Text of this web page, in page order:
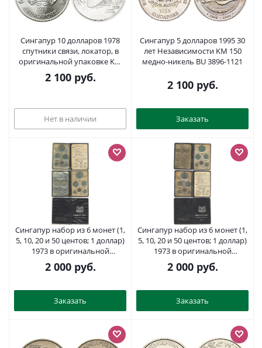
Сингапур 10 долларов 1978
спутники связи, локатор, в
оригинальной упаковке KM
17.1 серебро UNC 3-4-7-11
2 100руб.
Нет в наличии
Сингапур 5 долларов 1995 30
лет Независимости KM 150
медно-никель BU 3896-1121
2 100руб.
Заказать
Сингапур набор из 6 монет (1,
5, 10, 20 и 50 центов; 1 доллар)
1973 в оригинальной
банковской упаковке KM 1, 2,
3, 4, 5 и 6 UNC 8-2-06-22
2 000руб.
Заказать
Сингапур набор из 6 монет (1,
5, 10, 20 и 50 центов; 1 доллар)
1973 в оригинальной
банковской упаковке KM 1, 2,
3, 4, 5 и 6 UNC 8-2-06-21
2 000руб.
Заказать